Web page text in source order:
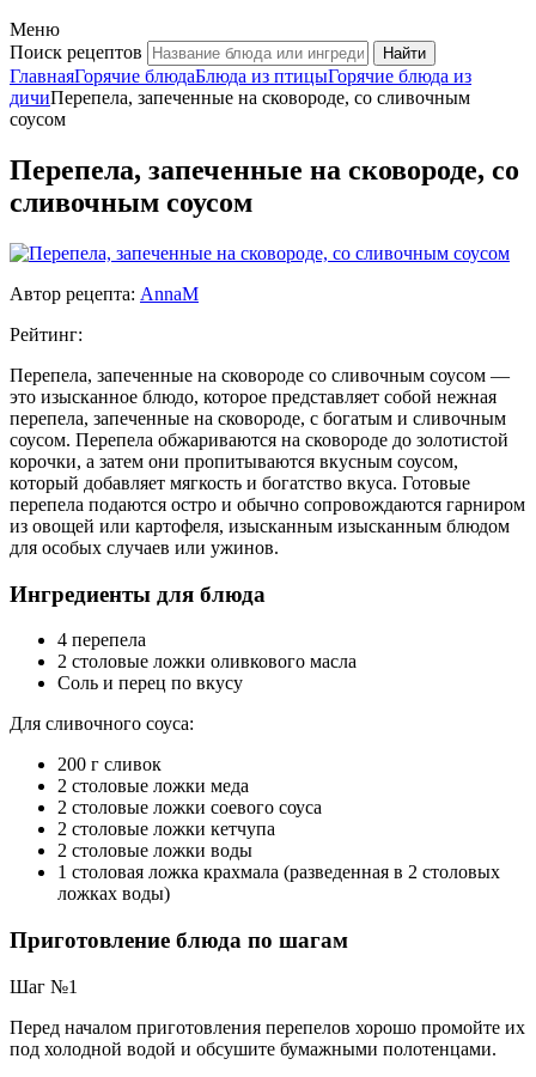
Меню
Поиск рецептов
ГлавнаяГорячие блюдаБлюда из птицыГорячие блюда из
дичиПерепела, запеченные на сковороде, со сливочным
соусом
Перепела, запеченные на сковороде, со
сливочным соусом
Автор рецепта: AnnaM
Рейтинг:
Перепела, запеченные на сковороде со сливочным соусом —
это изысканное блюдо, которое представляет собой нежная
перепела, запеченные на сковороде, с богатым и сливочным
соусом. Перепела обжариваются на сковороде до золотистой
корочки, а затем они пропитываются вкусным соусом,
который добавляет мягкость и богатство вкуса. Готовые
перепела подаются остро и обычно сопровождаются гарниром
из овощей или картофеля, изысканным изысканным блюдом
для особых случаев или ужинов.
Ингредиенты для блюда
4 перепела
2 столовые ложки оливкового масла
Соль и перец по вкусу
Для сливочного соуса:
200 г сливок
2 столовые ложки меда
2 столовые ложки соевого соуса
2 столовые ложки кетчупа
2 столовые ложки воды
1 столовая ложка крахмала (разведенная в 2 столовых
ложках воды)
Приготовление блюда по шагам
Шаг №1
Перед началом приготовления перепелов хорошо промойте их
под холодной водой и обсушите бумажными полотенцами.